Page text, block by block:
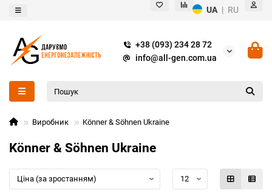
UA | RU
+38 (093) 234 28 72
info@all-gen.com.ua
Виробник Könner & Söhnen Ukraine
Könner & Söhnen Ukraine